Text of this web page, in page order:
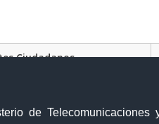
de
Ciudadanos